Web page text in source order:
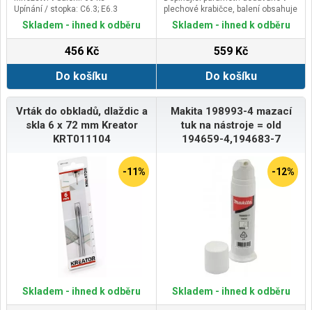
Upínání / stopka: C6.3; E6.3
Skladem - ihned k odběru
456 Kč
Do košíku
plechové krabičce, balení obsahuje
kromě samotného těla nástavce
také 3ks stříhacích hlav, 2ks
stříhacích jehel, rukojeť a
montážní klíč
Skladem - ihned k odběru
559 Kč
Do košíku
Vrták do obkladů, dlaždic a
skla 6 x 72 mm Kreator
KRT011104
-11%
Skladem - ihned k odběru
Makita 198993-4 mazací
tuk na nástroje = old
194659-4,194683-7
-12%
Skladem - ihned k odběru